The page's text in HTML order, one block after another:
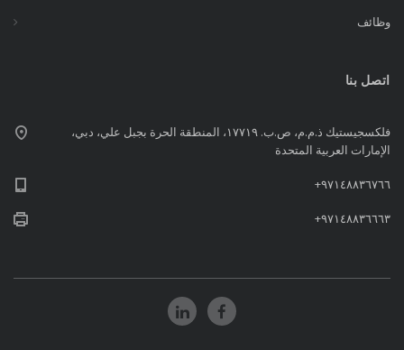
وظائف
اتصل بنا
فلكسجيستيك ذ.م.م، ص.ب. ١٧٧١٩، المنطقة الحرة بجبل علي، دبي،
الإمارات العربية المتحدة
٩٧١٤٨٨٣٦٧٦٦+
٩٧١٤٨٨٣٦٦٦٣+